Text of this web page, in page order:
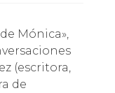
(escritora,
de